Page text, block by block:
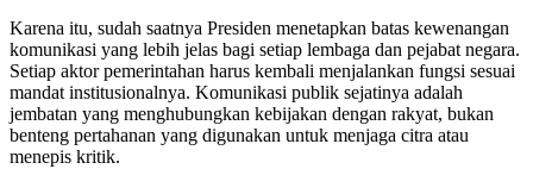
Karena itu, sudah saatnya Presiden menetapkan batas kewenangan
komunikasi yang lebih jelas bagi setiap lembaga dan pejabat negara.
Setiap aktor pemerintahan harus kembali menjalankan fungsi sesuai
mandat institusionalnya. Komunikasi publik sejatinya adalah
jembatan yang menghubungkan kebijakan dengan rakyat, bukan
benteng pertahanan yang digunakan untuk menjaga citra atau
menepis kritik.